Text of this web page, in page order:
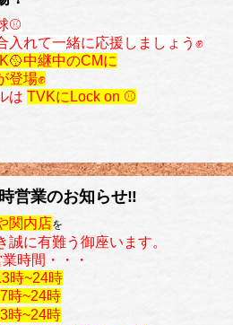
⚾
入れて一緒に応援しましょう✊
中継中のCMに
登場✊
は TVKにLock on ⚾️
営業のお知らせ‼
関内店を
誠に有難う御座います。
時間・・・
時~24時
時~24時
時~24時